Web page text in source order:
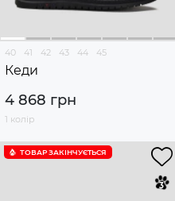
40 41 42 43 44 45
Кеди
4 868 грн
1 колір
ТОВАР ЗАКІНЧУЄTЬСЯ